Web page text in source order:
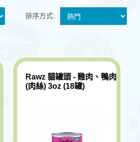
排序方式:
Rawz 貓罐頭 - 雞肉、鴨肉
(肉絲) 3oz (18罐)